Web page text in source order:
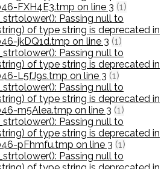
FXH4E3.tmp on line 3 (1)
Passing null to
of type string is deprecated in
jkDQ1d.tmp on line 3 (1)
Passing null to
of type string is deprecated in
L5fJ9s.tmp on line 3 (1)
Passing null to
of type string is deprecated in
m5Alea.tmp on line 3 (1)
Passing null to
of type string is deprecated in
pFhmfu.tmp on line 3 (1)
Passing null to